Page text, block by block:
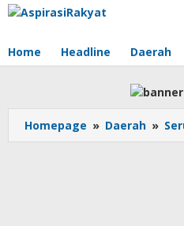
Lewati
Home Headline Daerah
Homepage » Daerah »